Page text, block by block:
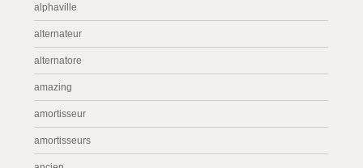
alphaville
alternateur
alternatore
amazing
amortisseur
amortisseurs